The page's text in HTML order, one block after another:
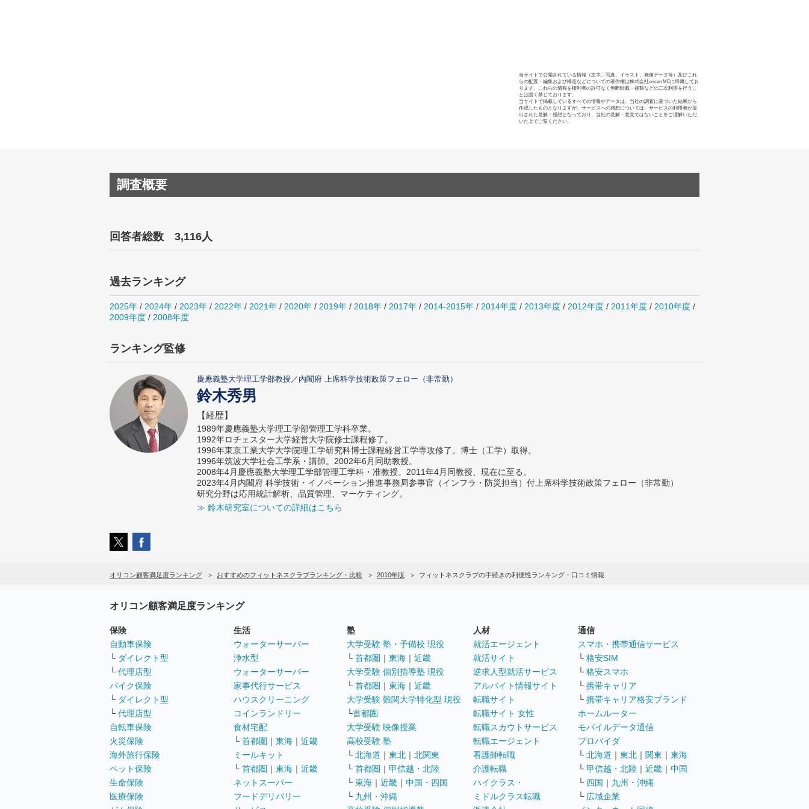
当サイトで公開されている情報（文字、写真、イラスト、画像データ等）及びこれ
らの配置・編集および構造などについての著作権は株式会社oricon MEに帰属してお
ります。これらの情報を権利者の許可なく無断転載・複製などの二次利用を行うこ
とは固く禁じております。
当サイトで掲載しているすべての情報やデータは、当社の調査に基づいた結果から
作成したものとなりますが、サービスへの感想については、サービスの利用者が提
出された見解・感想となっており、当社の見解・意見ではないことをご理解いただ
いた上でご覧ください。
調査概要
回答者総数 3,116人
過去ランキング
2025年 / 2024年 / 2023年 / 2022年 / 2021年 / 2020年 / 2019年 / 2018年 / 2017年 / 2014-2015年 / 2014年度 / 2013年度 / 2012年度 / 2011年度 / 2010年度 /
2009年度 / 2008年度
ランキング監修
慶應義塾大学理工学部教授／内閣府 上席科学技術政策フェロー（非常勤）
鈴木秀男
【経歴】
1989年慶應義塾大学理工学部管理工学科卒業。
1992年ロチェスター大学経営大学院修士課程修了。
1996年東京工業大学大学院理工学研究科博士課程経営工学専攻修了。博士（工学）取得。
1996年筑波大学社会工学系・講師。2002年6月同助教授。
2008年4月慶應義塾大学理工学部管理工学科・准教授。2011年4月同教授、現在に至る。
2023年4月内閣府 科学技術・イノベーション推進事務局参事官（インフラ・防災担当）付上席科学技術政策フェロー（非常勤）
研究分野は応用統計解析、品質管理、マーケティング。
≫ 鈴木研究室についての詳細はこちら
オリコン顧客満足度ランキング おすすめのフィットネスクラブランキング・比較 2010年版 フィットネスクラブの手続きの利便性ランキング・口コミ情報
オリコン顧客満足度ランキング
保険
自動車保険
└ ダイレクト型
└ 代理店型
バイク保険
└ ダイレクト型
└ 代理店型
自転車保険
火災保険
海外旅行保険
ペット保険
生命保険
医療保険
生活
ウォーターサーバー
浄水型
ウォーターサーバー
家事代行サービス
ハウスクリーニング
コインランドリー
食材宅配
└ 首都圏 ｜ 東海 ｜ 近畿
ミールキット
└ 首都圏 ｜ 東海 ｜ 近畿
ネットスーパー
フードデリバリー
塾
大学受験 塾・予備校 現役
└ 首都圏 ｜ 東海 ｜ 近畿
大学受験 個別指導塾 現役
└ 首都圏 ｜ 東海 ｜ 近畿
大学受験 難関大学特化型 現役
└首都圏
大学受験 映像授業
高校受験 塾
└ 北海道 ｜ 東北 ｜ 北関東
└ 首都圏 ｜ 甲信越・北陸
└ 東海 ｜ 近畿 ｜ 中国・四国
└ 九州・沖縄
人材
就活エージェント
就活サイト
逆求人型就活サービス
アルバイト情報サイト
転職サイト
転職サイト 女性
転職スカウトサービス
転職エージェント
看護師転職
介護転職
ハイクラス・
ミドルクラス転職
通信
スマホ・携帯通信サービス
└ 格安SIM
└ 格安スマホ
└ 携帯キャリア
└ 携帯キャリア格安ブランド
ホームルーター
モバイルデータ通信
プロバイダ
└ 北海道 ｜ 東北 ｜ 関東 ｜ 東海
└ 甲信越・北陸 ｜ 近畿 ｜ 中国
└ 四国 ｜ 九州・沖縄
└ 広域企業